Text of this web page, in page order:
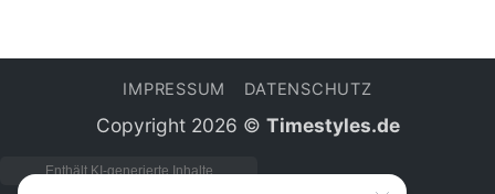
IMPRESSUM DATENSCHUTZ
Copyright 2026 © Timestyles.de